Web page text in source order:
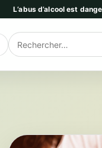
L’abus d’alcool est
Rechercher